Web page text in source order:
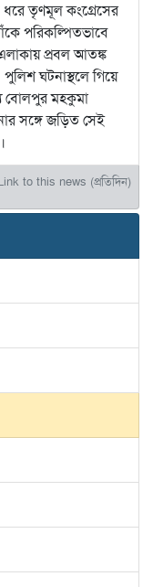
তৃণমূল কংগ্রেসের
পরিকল্পিতভাবে
প্রবল আতঙ্ক
ঘটনাস্থলে গিয়ে
বোলপুর মহকুমা
সঙ্গে জড়িত সেই
to this news (প্রতিদিন)